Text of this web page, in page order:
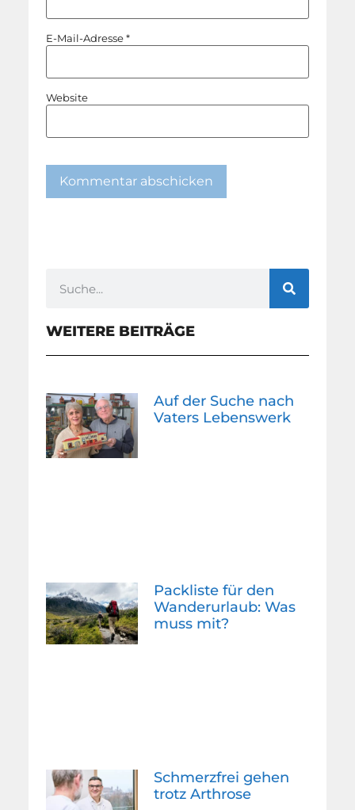
E-Mail-Adresse*
Website
WEITERE BEITRÄGE
Auf der Suche nach
Vaters Lebenswerk
Packliste für den
Wanderurlaub: Was
muss mit?
Schmerzfrei gehen
trotz Arthrose